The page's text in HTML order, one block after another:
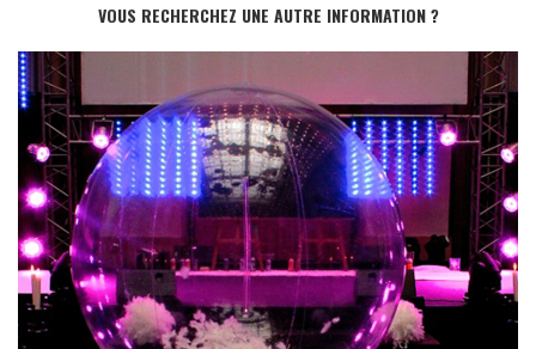
VOUS RECHERCHEZ UNE AUTRE INFORMATION ?